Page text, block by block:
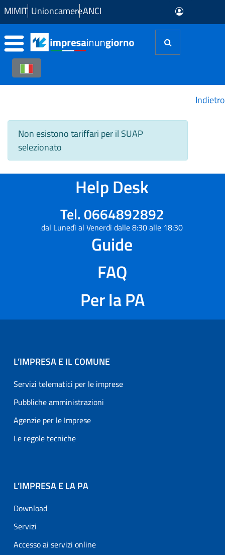
Skip to Main Content
MIMIT UnioncamereANCI
Non esistono tariffari per il SUAP
selezionato
Indietro
Help Desk
Tel. 0664892892
dal Lunedì al Venerdì dalle 8:30 alle 18:30
Guide
FAQ
Per la PA
L’IMPRESA E IL COMUNE
Servizi telematici per le imprese
Pubbliche amministrazioni
Agenzie per le Imprese
Le regole tecniche
L’IMPRESA E LA PA
Download
Servizi
Accesso ai servizi online